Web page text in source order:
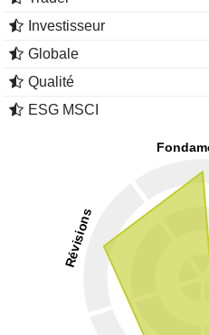
Investisseur
Globale
Qualité
ESG MSCI